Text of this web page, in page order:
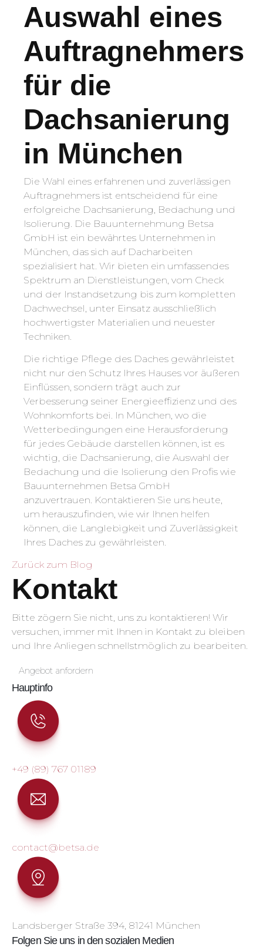
Auswahl eines
Auftragnehmers
für die
Dachsanierung
in München
Die Wahl eines erfahrenen und zuverlässigen
Auftragnehmers ist entscheidend für eine
erfolgreiche Dachsanierung, Bedachung und
Isolierung. Die Bauunternehmung Betsa
GmbH ist ein bewährtes Unternehmen in
München, das sich auf Dacharbeiten
spezialisiert hat. Wir bieten ein umfassendes
Spektrum an Dienstleistungen, vom Check
und der Instandsetzung bis zum kompletten
Dachwechsel, unter Einsatz ausschließlich
hochwertigster Materialien und neuester
Techniken.
Die richtige Pflege des Daches gewährleistet
nicht nur den Schutz Ihres Hauses vor äußeren
Einflüssen, sondern trägt auch zur
Verbesserung seiner Energieeffizienz und des
Wohnkomforts bei. In München, wo die
Wetterbedingungen eine Herausforderung
für jedes Gebäude darstellen können, ist es
wichtig, die Dachsanierung, die Auswahl der
Bedachung und die Isolierung den Profis wie
Bauunternehmen Betsa GmbH
anzuvertrauen. Kontaktieren Sie uns heute,
um herauszufinden, wie wir Ihnen helfen
können, die Langlebigkeit und Zuverlässigkeit
Ihres Daches zu gewährleisten.
Zurück zum Blog
Kontakt
Bitte zögern Sie nicht, uns zu kontaktieren! Wir
versuchen, immer mit Ihnen in Kontakt zu bleiben
und Ihre Anliegen schnellstmöglich zu bearbeiten.
Angebot anfordern
Hauptinfo
+49 (89) 767 01189
contact@betsa.de
Landsberger Straße 394, 81241 München
Folgen Sie uns in den sozialen Medien